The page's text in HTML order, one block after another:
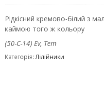
Рідкісний кремово-білий з
каймою того ж кольору
(50-С-14) Ev, Тет
Категорія:Лілійники